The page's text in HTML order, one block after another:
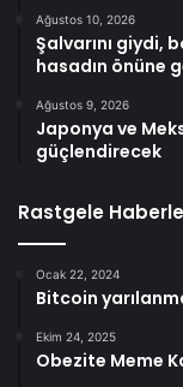
Ağustos 10, 2026
Şalvarını giydi,
hasadın önüne
Ağustos 9, 2026
Japonya ve
güçlendirecek
Rastgele
Ocak 22, 2024
Bitcoin
Ekim 24, 2025
Obezite Meme